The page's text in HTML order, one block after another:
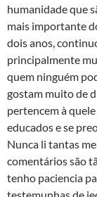
humanidade que
mais importante
dois anos,
principalmente
quem ninguém
gostam muito de
pertencem à
educados e se
Nunca li tantas
comentários são
tenho paciencia